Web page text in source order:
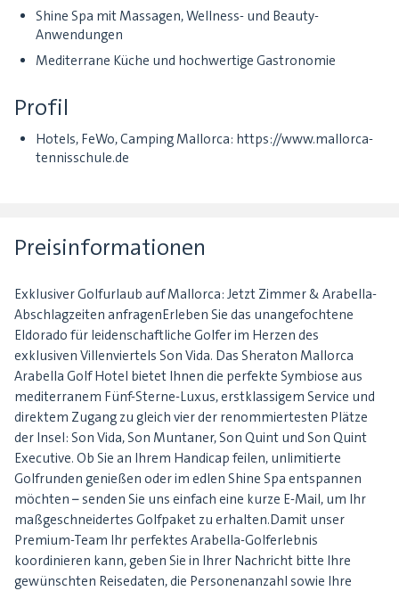
Shine Spa mit Massagen, Wellness- und Beauty-
Anwendungen
Mediterrane Küche und hochwertige Gastronomie
Profil
Hotels, FeWo, Camping Mallorca: https://www.mallorca-
tennisschule.de
Preisinformationen
Exklusiver Golfurlaub auf Mallorca: Jetzt Zimmer & Arabella-
Abschlagzeiten anfragenErleben Sie das unangefochtene
Eldorado für leidenschaftliche Golfer im Herzen des
exklusiven Villenviertels Son Vida. Das Sheraton Mallorca
Arabella Golf Hotel bietet Ihnen die perfekte Symbiose aus
mediterranem Fünf-Sterne-Luxus, erstklassigem Service und
direktem Zugang zu gleich vier der renommiertesten Plätze
der Insel: Son Vida, Son Muntaner, Son Quint und Son Quint
Executive. Ob Sie an Ihrem Handicap feilen, unlimitierte
Golfrunden genießen oder im edlen Shine Spa entspannen
möchten – senden Sie uns einfach eine kurze E-Mail, um Ihr
maßgeschneidertes Golfpaket zu erhalten.Damit unser
Premium-Team Ihr perfektes Arabella-Golferlebnis
koordinieren kann, geben Sie in Ihrer Nachricht bitte Ihre
gewünschten Reisedaten, die Personenanzahl sowie Ihre